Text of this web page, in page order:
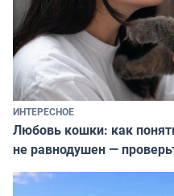
ИНТЕРЕСНОЕ
Любовь кошки: как
не равнодушен —